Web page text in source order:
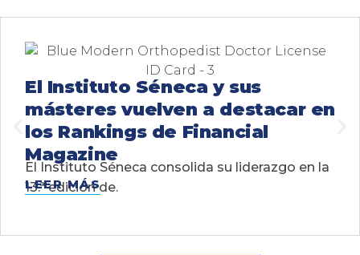
El Instituto Séneca y sus
másteres vuelven a destacar en
los Rankings de Financial
Magazine
El Instituto Séneca consolida su liderazgo en la
13.ª edición de.
LEER MÁS